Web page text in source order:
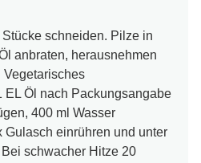
schneiden. Pilze in
anbraten, herausnehmen
Vegetarisches
EL Öl nach Packungsangabe
400 ml Wasser
Gulasch einrühren und unter
schwacher Hitze 20